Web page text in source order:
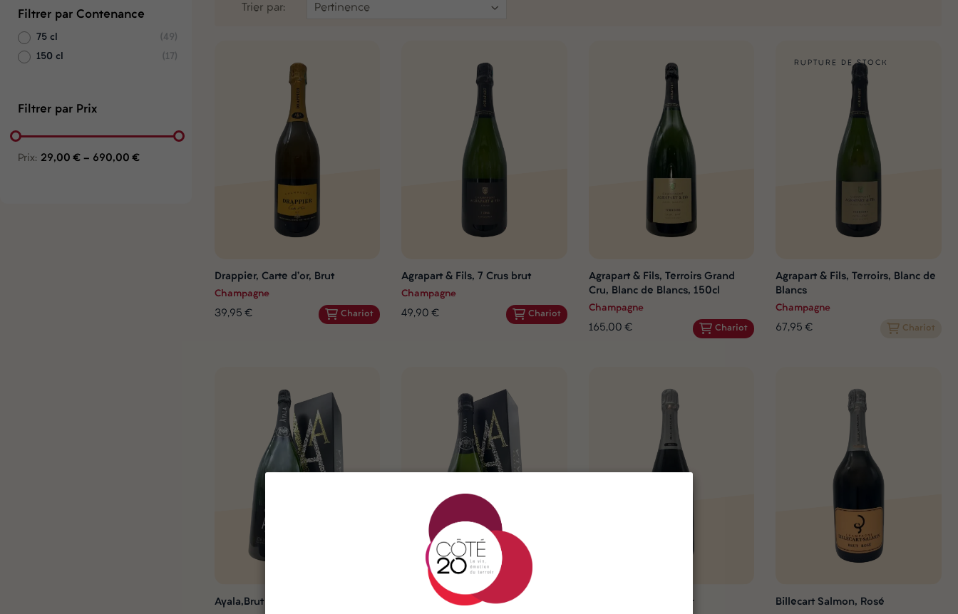
Filtrer par Contenance
75 cl (49)
150 cl (17)
Filtrer par Prix
Prix: 29,00 € - 690,00 €
Trier par: Pertinence
Drappier, Carte d'or, Brut
Champagne
39,95 € Chariot
Agrapart & Fils, 7 Crus brut
Champagne
49,90 € Chariot
Agrapart & Fils, Terroirs Grand
Cru, Blanc de Blancs, 150cl
Champagne
165,00 € Chariot
RUPTURE DE STOCK
Agrapart & Fils, Terroirs, Blanc de
Blancs
Champagne
67,95 € Chariot
Ayala,Brut Majeur, 150cl Ayala, Brut Billecart Salmon, Brut Billecart Salmon, Rosé